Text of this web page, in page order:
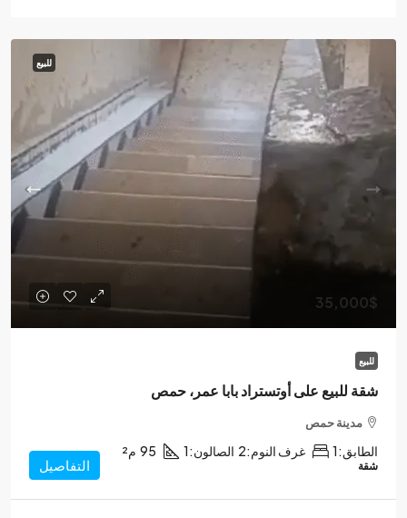
للبيع
35,000$
للبيع
شقة للبيع على أوتستراد بابا عمر، حمص
مدينة حمص
الطابق:1 غرف النوم:2 الصالون:1
95 م²
شقة التفاصيل